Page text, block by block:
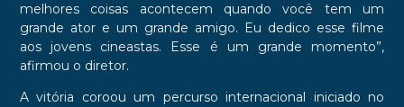
melhores coisas acontecem quando você tem um
grande ator e um grande amigo. Eu dedico esse filme
aos jovens cineastas. Esse é um grande momento”,
afirmou o diretor.
A vitória coroou um percurso internacional iniciado no